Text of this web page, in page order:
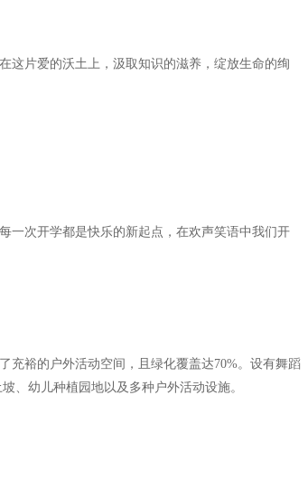
片爱的沃土上，汲取知识的滋养，绽放生命的绚
次开学都是快乐的新起点，在欢声笑语中我们开
裕的户外活动空间，且绿化覆盖达70%。设有舞蹈
、幼儿种植园地以及多种户外活动设施。